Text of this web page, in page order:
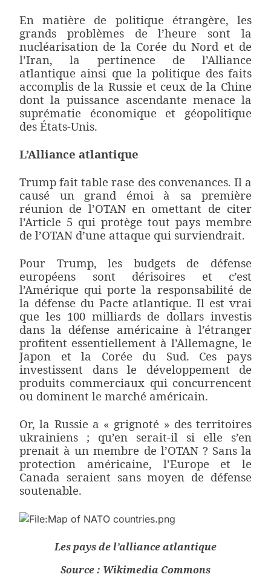
En matière de politique étrangère, les
grands problèmes de l’heure sont la
nucléarisation de la Corée du Nord et de
l’Iran, la pertinence de l’Alliance
atlantique ainsi que la politique des faits
accomplis de la Russie et ceux de la Chine
dont la puissance ascendante menace la
suprématie économique et géopolitique
des États-Unis.
L’Alliance atlantique
Trump fait table rase des convenances. Il a
causé un grand émoi à sa première
réunion de l’OTAN en omettant de citer
l’Article 5 qui protège tout pays membre
de l’OTAN d’une attaque qui surviendrait.
Pour Trump, les budgets de défense
européens sont dérisoires et c’est
l’Amérique qui porte la responsabilité de
la défense du Pacte atlantique. Il est vrai
que les 100 milliards de dollars investis
dans la défense américaine à l’étranger
profitent essentiellement à l’Allemagne, le
Japon et la Corée du Sud. Ces pays
investissent dans le développement de
produits commerciaux qui concurrencent
ou dominent le marché américain.
Or, la Russie a « grignoté » des territoires
ukrainiens ; qu’en serait-il si elle s’en
prenait à un membre de l’OTAN ? Sans la
protection américaine, l’Europe et le
Canada seraient sans moyen de défense
soutenable.
Les pays de l’alliance atlantique
Source : Wikimedia Commons